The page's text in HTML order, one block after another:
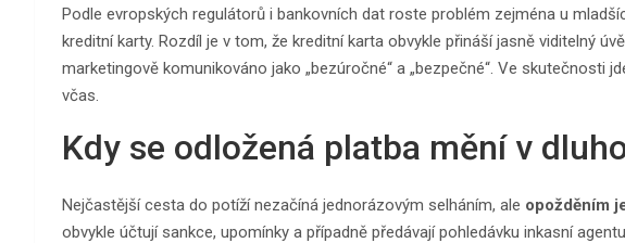
Podle evropských regulátorů i bankovních dat roste problém zejména u
kreditní karty. Rozdíl je v tom, že kreditní karta obvykle přináší jasně viditelný
marketingově komunikováno jako „bezúročné“ a „bezpečné“. Ve skutečnosti
včas.
Kdy se odložená platba mění v
Nejčastější cesta do potíží nezačíná jednorázovým selháním, ale opožděním
obvykle účtují sankce, upomínky a případně předávají pohledávku inkasní